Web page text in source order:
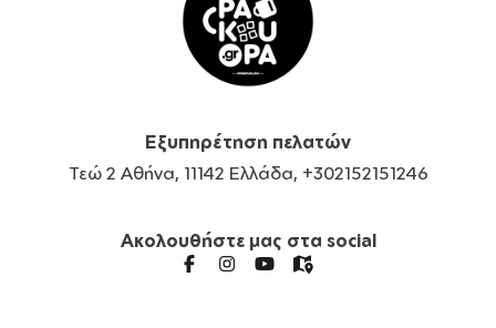
Εξυπηρέτηση πελατών
Τεώ 2 Αθήνα, 11142 Ελλάδα, +302152151246
Ακολουθήστε μας στα social